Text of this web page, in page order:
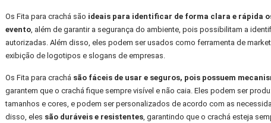
Os Fita para crachá são ideais para identificar de forma clara e rápida
evento, além de garantir a segurança do ambiente, pois possibilitam a
autorizadas. Além disso, eles podem ser usados como ferramenta de
exibição de logotipos e slogans de empresas.
Os Fita para crachá são fáceis de usar e seguros, pois possuem
garantem que o crachá fique sempre visível e não caia. Eles podem ser
tamanhos e cores, e podem ser personalizados de acordo com as
disso, eles são duráveis e resistentes, garantindo que o crachá esteja